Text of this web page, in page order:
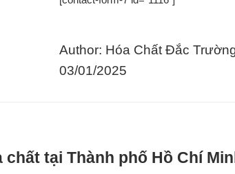
Author: Hóa Chất Đắc
03/01/2025
tại Thành phố Hồ Chí